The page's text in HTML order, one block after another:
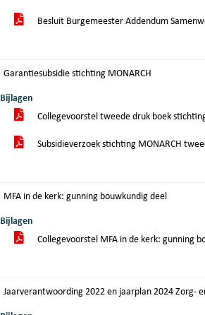
Besluit Burgemeester Addendum
Garantiesubsidie stichting MONARCH
Bijlagen
Collegevoorstel tweede druk boek
Subsidieverzoek stichting MONARCH
MFA in de kerk: gunning bouwkundig deel
Bijlagen
Collegevoorstel MFA in de kerk: gunning
Jaarverantwoording 2022 en jaarplan 2024 Zorg-